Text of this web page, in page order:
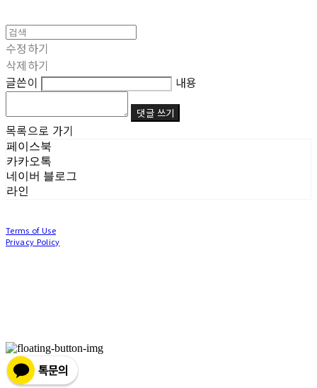
수정하기
삭제하기
글쓴이
내용
댓글 쓰기
목록으로 가기
페이스북
카카오톡
네이버 블로그
라인
Terms of Use
Privacy Policy